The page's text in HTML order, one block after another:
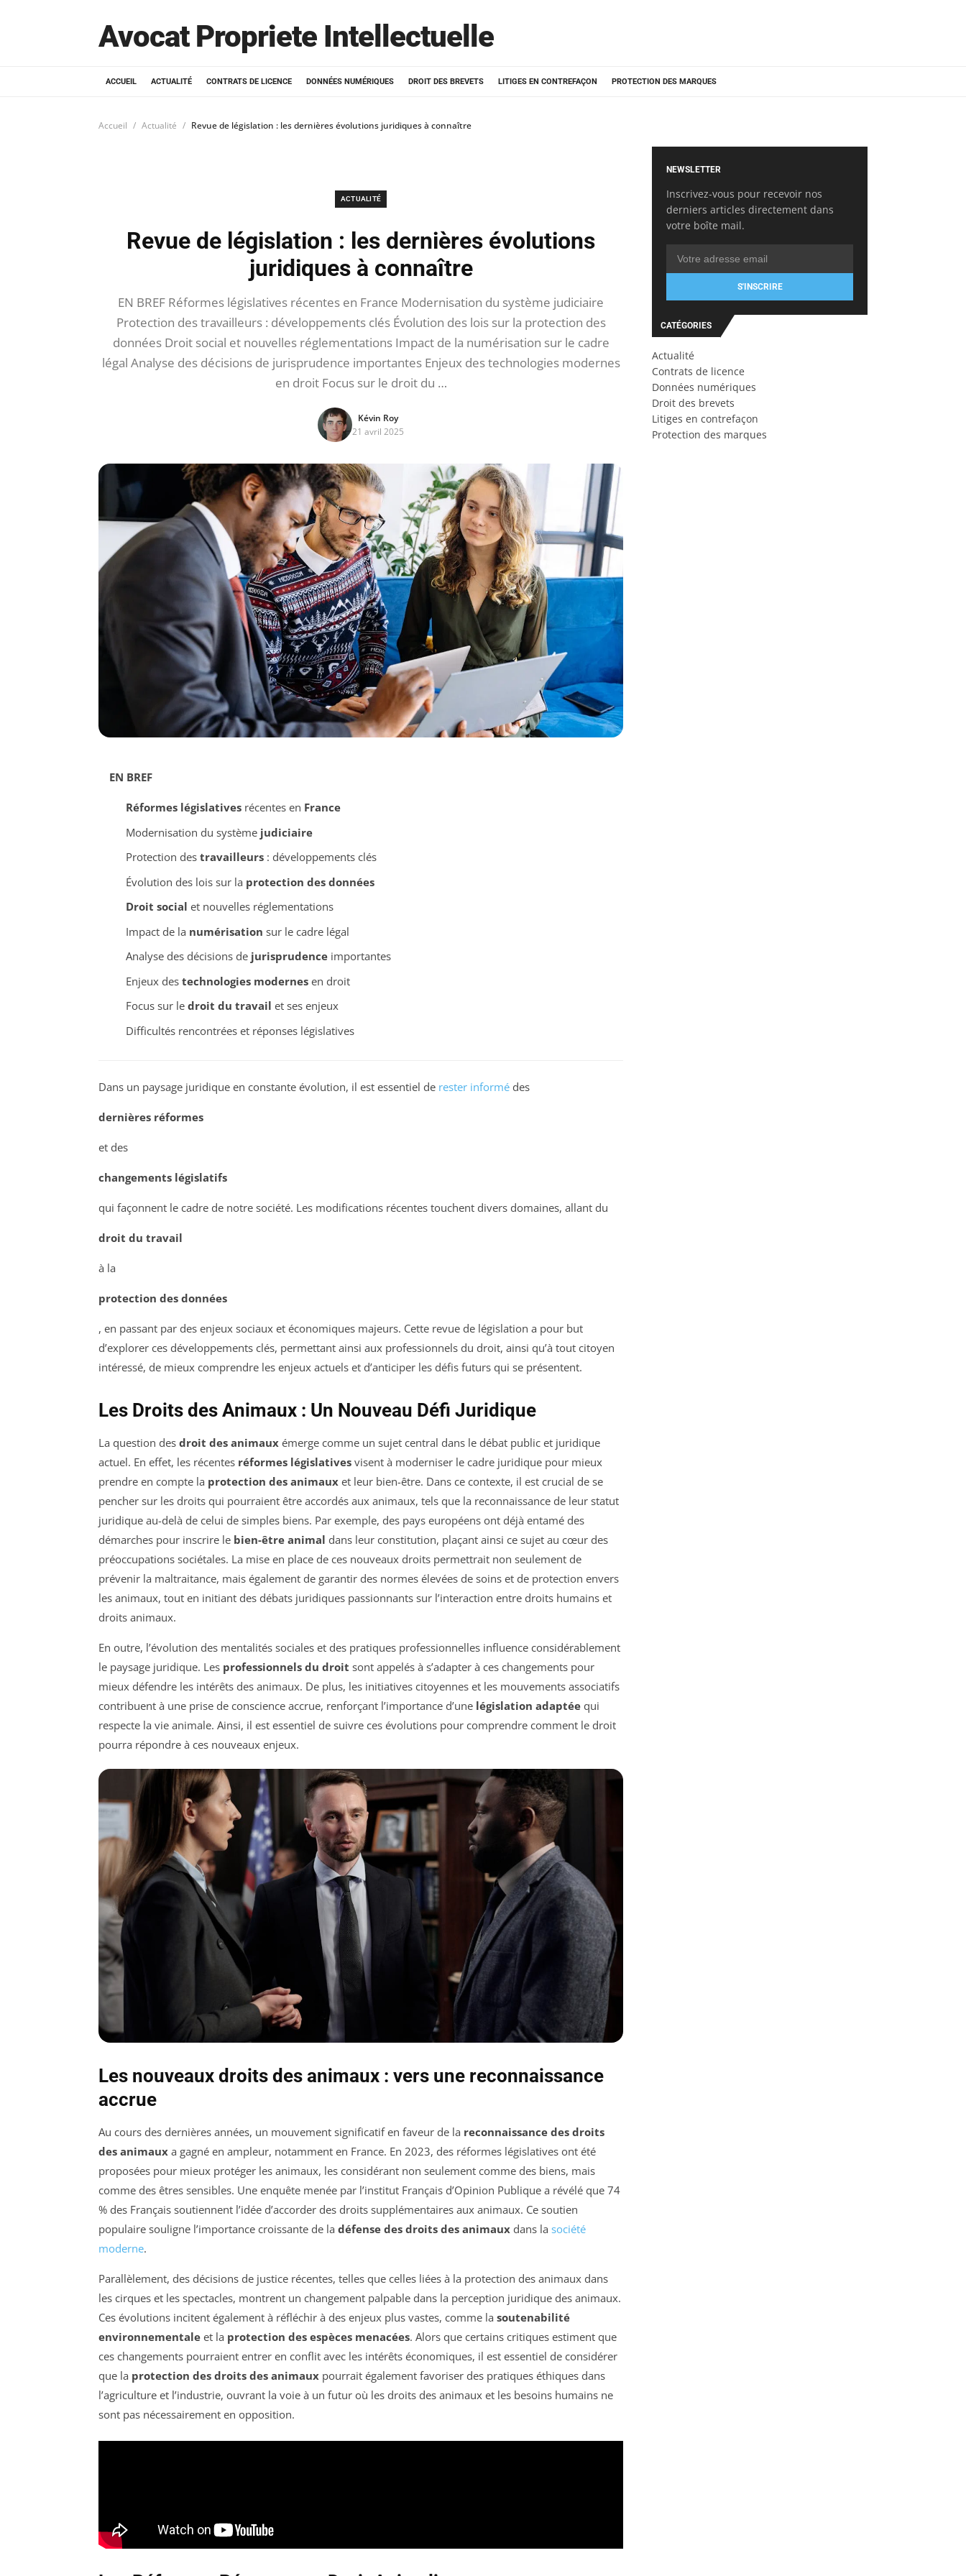
Avocat Propriete Intellectuelle
ACCUEIL ACTUALITÉ CONTRATS DE LICENCE DONNÉES NUMÉRIQUES DROIT DES BREVETS LITIGES EN CONTREFAÇON PROTECTION DES MARQUES
Accueil Actualité Revue de législation : les dernières évolutions juridiques à connaître
ACTUALITÉ
Revue de législation : les dernières évolutions
juridiques à connaître
EN BREF Réformes législatives récentes en France Modernisation du système judiciaire
Protection des travailleurs : développements clés Évolution des lois sur la protection des
données Droit social et nouvelles réglementations Impact de la numérisation sur le cadre
légal Analyse des décisions de jurisprudence importantes Enjeux des technologies modernes
en droit Focus sur le droit du …
Kévin Roy
21 avril 2025
EN BREF
Réformes législativesrécentes en France
Modernisation du système judiciaire
Protection des travailleurs: développements clés
Évolution des lois sur la protection des données
Droit social et nouvelles réglementations
Impact de la numérisation sur le cadre légal
Analyse des décisions de jurisprudenceimportantes
Enjeux des technologies modernesen droit
Focus sur le droit du travail et ses enjeux
Difficultés rencontrées et réponses législatives
Dans un paysage juridique en constante évolution, il est essentiel de rester informé des
dernières réformes
et des
changements législatifs
qui façonnent le cadre de notre société. Les modifications récentes touchent divers domaines, allant du
droit du travail
à la
protection des données
, en passant par des enjeux sociaux et économiques majeurs. Cette revue de législation a pour but
d’explorer ces développements clés, permettant ainsi aux professionnels du droit, ainsi qu’à tout citoyen
intéressé, de mieux comprendre les enjeux actuels et d’anticiper les défis futurs qui se présentent.
Les Droits des Animaux : Un Nouveau Défi Juridique
La question des droit des animaux émerge comme un sujet central dans le débat public et juridique
actuel. En effet, les récentes réformes législatives visent à moderniser le cadre juridique pour mieux
prendre en compte la protection des animaux et leur bien-être. Dans ce contexte, il est crucial de se
pencher sur les droits qui pourraient être accordés aux animaux, tels que la reconnaissance de leur statut
juridique au-delà de celui de simples biens. Par exemple, des pays européens ont déjà entamé des
démarches pour inscrire le bien-être animal dans leur constitution, plaçant ainsi ce sujet au cœur des
préoccupations sociétales. La mise en place de ces nouveaux droits permettrait non seulement de
prévenir la maltraitance, mais également de garantir des normes élevées de soins et de protection envers
les animaux, tout en initiant des débats juridiques passionnants sur l’interaction entre droits humains et
droits animaux.
En outre, l’évolution des mentalités sociales et des pratiques professionnelles influence considérablement
le paysage juridique. Les professionnels du droit sont appelés à s’adapter à ces changements pour
mieux défendre les intérêts des animaux. De plus, les initiatives citoyennes et les mouvements associatifs
contribuent à une prise de conscience accrue, renforçant l’importance d’une législation adaptée qui
respecte la vie animale. Ainsi, il est essentiel de suivre ces évolutions pour comprendre comment le droit
pourra répondre à ces nouveaux enjeux.
Les nouveaux droits des animaux : vers une reconnaissance
accrue
Au cours des dernières années, un mouvement significatif en faveur de la reconnaissance des droits
des animaux a gagné en ampleur, notamment en France. En 2023, des réformes législatives ont été
proposées pour mieux protéger les animaux, les considérant non seulement comme des biens, mais
comme des êtres sensibles. Une enquête menée par l’institut Français d’Opinion Publique a révélé que 74
% des Français soutiennent l’idée d’accorder des droits supplémentaires aux animaux. Ce soutien
populaire souligne l’importance croissante de la défense des droits des animaux dans la société
moderne.
Parallèlement, des décisions de justice récentes, telles que celles liées à la protection des animaux dans
les cirques et les spectacles, montrent un changement palpable dans la perception juridique des animaux.
Ces évolutions incitent également à réfléchir à des enjeux plus vastes, comme la soutenabilité
environnementale et la protection des espèces menacées. Alors que certains critiques estiment que
ces changements pourraient entrer en conflit avec les intérêts économiques, il est essentiel de considérer
que la protection des droits des animaux pourrait également favoriser des pratiques éthiques dans
l’agriculture et l’industrie, ouvrant la voie à un futur où les droits des animaux et les besoins humains ne
sont pas nécessairement en opposition.
NEWSLETTER
Inscrivez-vous pour recevoir nos
derniers articles directement dans
votre boîte mail.
S'INSCRIRE
CATÉGORIES
Actualité
Contrats de licence
Données numériques
Droit des brevets
Litiges en contrefaçon
Protection des marques